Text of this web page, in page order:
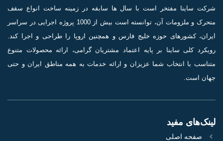
شرکت ساینا مفتخر است با سال ها سابقه در زمینه ساخت انواع سقف
متحرک و ملزومات آن، توانسته است بیش از 1000 پروژه اجرایی در سراسر
ایران، کشورهای حوزه خلیج فارس و همچنین اروپا را طراحی و اجرا کند.
رویکرد کلی ساینا بر پایه اعتماد مشتریان گرامی، ارائه محصولات متنوع
متناسب با انتخاب شما عزیزان و ارائه خدمات به همه مناطق ایران و حتی
جهان است.
لینک‌های مفید
صفحه اصلی